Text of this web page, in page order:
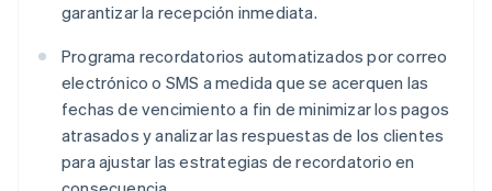
garantizar la recepción inmediata.
Programa recordatorios automatizados por correo
electrónico o SMS a medida que se acerquen las
fechas de vencimiento a fin de minimizar los pagos
atrasados y analizar las respuestas de los clientes
para ajustar las estrategias de recordatorio en